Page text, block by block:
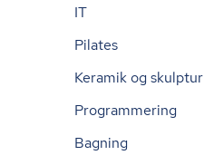
IT
Pilates
Keramik og skulptur
Programmering
Bagning